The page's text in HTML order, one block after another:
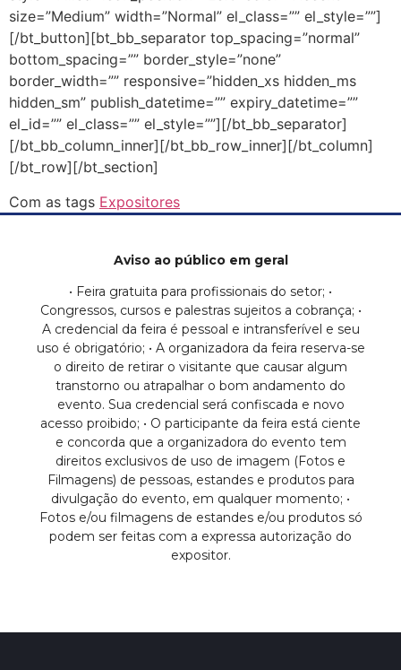
size=”Medium” width=”Normal” el_class=”” el_style=””]
[/bt_button][bt_bb_separator top_spacing=”normal”
bottom_spacing=”” border_style=”none”
border_width=”” responsive=”hidden_xs hidden_ms
hidden_sm” publish_datetime=”” expiry_datetime=””
el_id=”” el_class=”” el_style=””][/bt_bb_separator]
[/bt_bb_column_inner][/bt_bb_row_inner][/bt_column]
[/bt_row][/bt_section]
Com as tags Expositores
Aviso ao público em geral
• Feira gratuita para profissionais do setor; •
Congressos, cursos e palestras sujeitos a cobrança; •
A credencial da feira é pessoal e intransferível e seu
uso é obrigatório; • A organizadora da feira reserva-se
o direito de retirar o visitante que causar algum
transtorno ou atrapalhar o bom andamento do
evento. Sua credencial será confiscada e novo
acesso proibido; • O participante da feira está ciente
e concorda que a organizadora do evento tem
direitos exclusivos de uso de imagem (Fotos e
Filmagens) de pessoas, estandes e produtos para
divulgação do evento, em qualquer momento; •
Fotos e/ou filmagens de estandes e/ou produtos só
podem ser feitas com a expressa autorização do
expositor.